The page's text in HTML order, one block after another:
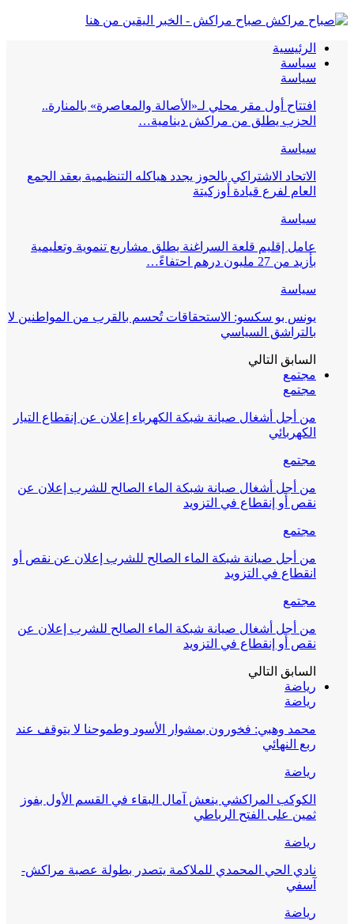
صباح مراكش - الخبر اليقين من هنا
الرئيسية
سياسة
سياسة
افتتاح أول مقر محلي لـ«الأصالة والمعاصرة» بالمنارة..
الحزب يطلق من مراكش دينامية…
سياسة
الاتحاد الاشتراكي بالحوز يجدد هياكله التنظيمية بعقد الجمع
العام لفرع قيادة أوزكيتة
سياسة
عامل إقليم قلعة السراغنة يطلق مشاريع تنموية وتعليمية
بأزيد من 27 مليون درهم احتفاءً…
سياسة
يونس بو سكسو: الاستحقاقات تُحسم بالقرب من المواطنين لا
بالتراشق السياسي
السابق التالي
مجتمع
مجتمع
من أجل أشغال صيانة شبكة الكهرباء إعلان عن إنقطاع التيار
الكهربائي
مجتمع
من أجل أشغال صيانة شبكة الماء الصالح للشرب إعلان عن
نقص أو إنقطاع في التزويد
مجتمع
من أجل صيانة شبكة الماء الصالح للشرب إعلان عن نقص أو
انقطاع في التزويد
مجتمع
من أجل أشغال صيانة شبكة الماء الصالح للشرب إعلان عن
نقص أو إنقطاع في التزويد
السابق التالي
رياضة
رياضة
محمد وهبي: فخورون بمشوار الأسود وطموحنا لا يتوقف عند
ربع النهائي
رياضة
الكوكب المراكشي ينعش آمال البقاء في القسم الأول بفوز
ثمين على الفتح الرباطي
رياضة
نادي الحي المحمدي للملاكمة يتصدر بطولة عصبة مراكش-
آسفي
رياضة